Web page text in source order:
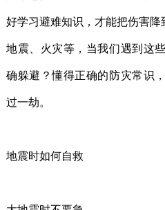
好学习避难知识，才能把伤害降
地震、火灾等，当我们遇到这
确躲避？懂得正确的防灾常识
过一劫。
地震时如何自救